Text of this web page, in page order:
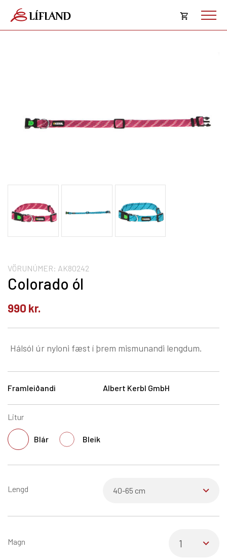
Opna
VÖRUNÚMER: AK80242
Colorado ól
990 kr.
Hálsól úr nyloni fæst í þrem mismunandi lengdum.
Framleiðandi Albert Kerbl GmbH
Litur
Blár Bleik
Lengd
Magn